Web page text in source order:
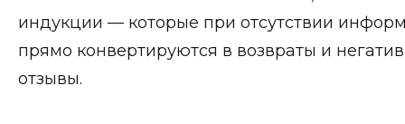
индукции — которые при отсутствии
прямо конвертируются в возвраты и
отзывы.